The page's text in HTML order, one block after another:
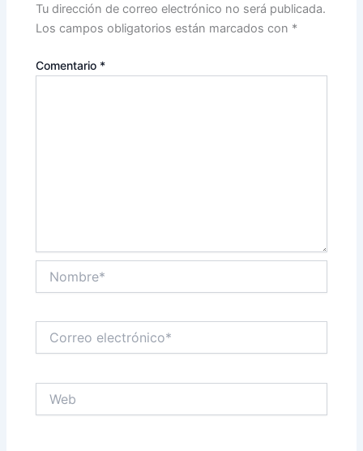
Tu dirección de correo electrónico no será publicada.
Los campos obligatorios están marcados con *
Comentario *
electrónico*